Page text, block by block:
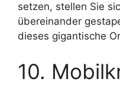
setzen, stellen Sie
übereinander
dieses gigantische
10.